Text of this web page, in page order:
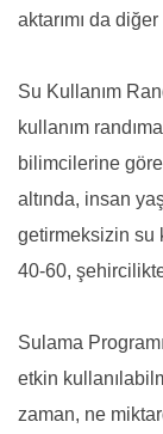
aktarımı da
Su Kullanım
kullanım
bilimcilerine
altında, insan
getirmeksizin su
40-60,
Sulama
etkin
zaman, ne